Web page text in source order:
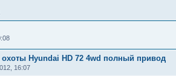
Hyundai HD 72 4wd полный привод
16:07